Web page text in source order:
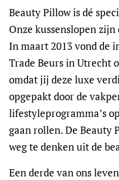
Beauty Pillow is dé
Onze kussenslopen
In maart 2013 vond de
Trade Beurs in Utrecht
omdat jij deze luxe
opgepakt door de
lifestyleprogramma’s
gaan rollen. De Beauty
weg te denken uit de
Een derde van ons